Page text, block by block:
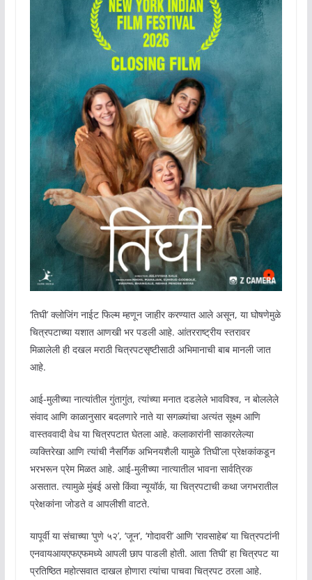
‘तिघी’ क्लोजिंग नाईट फिल्म म्हणून जाहीर करण्यात आले असून, या घोषणेमुळे
चित्रपटाच्या यशात आणखी भर पडली आहे. आंतरराष्ट्रीय स्तरावर
मिळालेली ही दखल मराठी चित्रपटसृष्टीसाठी अभिमानाची बाब मानली जात
आहे.
आई-मुलीच्या नात्यांतील गुंतागुंत, त्यांच्या मनात दडलेले भावविश्व, न बोललेले
संवाद आणि काळानुसार बदलणारे नाते या सगळ्यांचा अत्यंत सूक्ष्म आणि
वास्तववादी वेध या चित्रपटात घेतला आहे. कलाकारांनी साकारलेल्या
व्यक्तिरेखा आणि त्यांची नैसर्गिक अभिनयशैली यामुळे ‘तिघी’ला प्रेक्षकांकडून
भरभरून प्रेम मिळत आहे. आई-मुलीच्या नात्यातील भावना सार्वत्रिक
असतात. त्यामुळे मुंबई असो किंवा न्यूयॉर्क, या चित्रपटाची कथा जगभरातील
प्रेक्षकांना जोडते व आपलीशी वाटते.
यापूर्वी या संचाच्या ‘पुणे ५२’, ‘जून’, ‘गोदावरी’ आणि ‘रावसाहेब’ या चित्रपटांनी
एनवायआयएफएफमध्ये आपली छाप पाडली होती. आता ‘तिघी’ हा चित्रपट या
प्रतिष्ठित महोत्सवात दाखल होणारा त्यांचा पाचवा चित्रपट ठरला आहे.